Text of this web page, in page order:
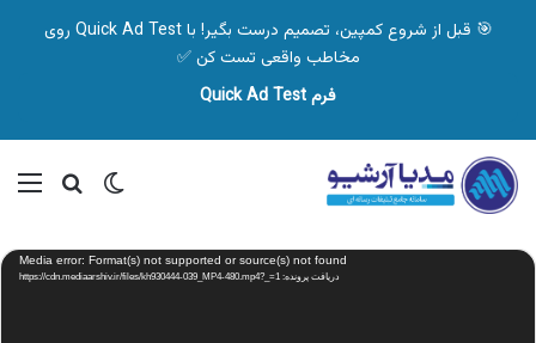
🎯 قبل از شروع کمپین، تصمیم درست بگیر! با Quick Ad Test روی
مخاطب واقعی تست کن ✅
فرم Quick Ad Test
تغییر پوسته
نمایشگر
ویدیو Media error: Format(s) not supported or source(s) not found
دریافت پرونده: https://cdn.mediaarshiv.ir/files/kh930444-039_MP4-480.mp4?_=1